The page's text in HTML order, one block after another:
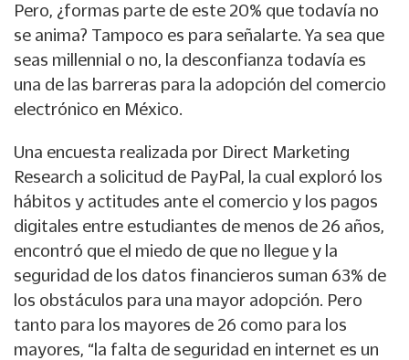
Pero, ¿formas parte de este 20% que todavía no
se anima? Tampoco es para señalarte. Ya sea que
seas millennial o no, la desconfianza todavía es
una de las barreras para la adopción del comercio
electrónico en México.
Una encuesta realizada por Direct Marketing
Research a solicitud de PayPal, la cual exploró los
hábitos y actitudes ante el comercio y los pagos
digitales entre estudiantes de menos de 26 años,
encontró que el miedo de que no llegue y la
seguridad de los datos financieros suman 63% de
los obstáculos para una mayor adopción. Pero
tanto para los mayores de 26 como para los
mayores, “la falta de seguridad en internet es un